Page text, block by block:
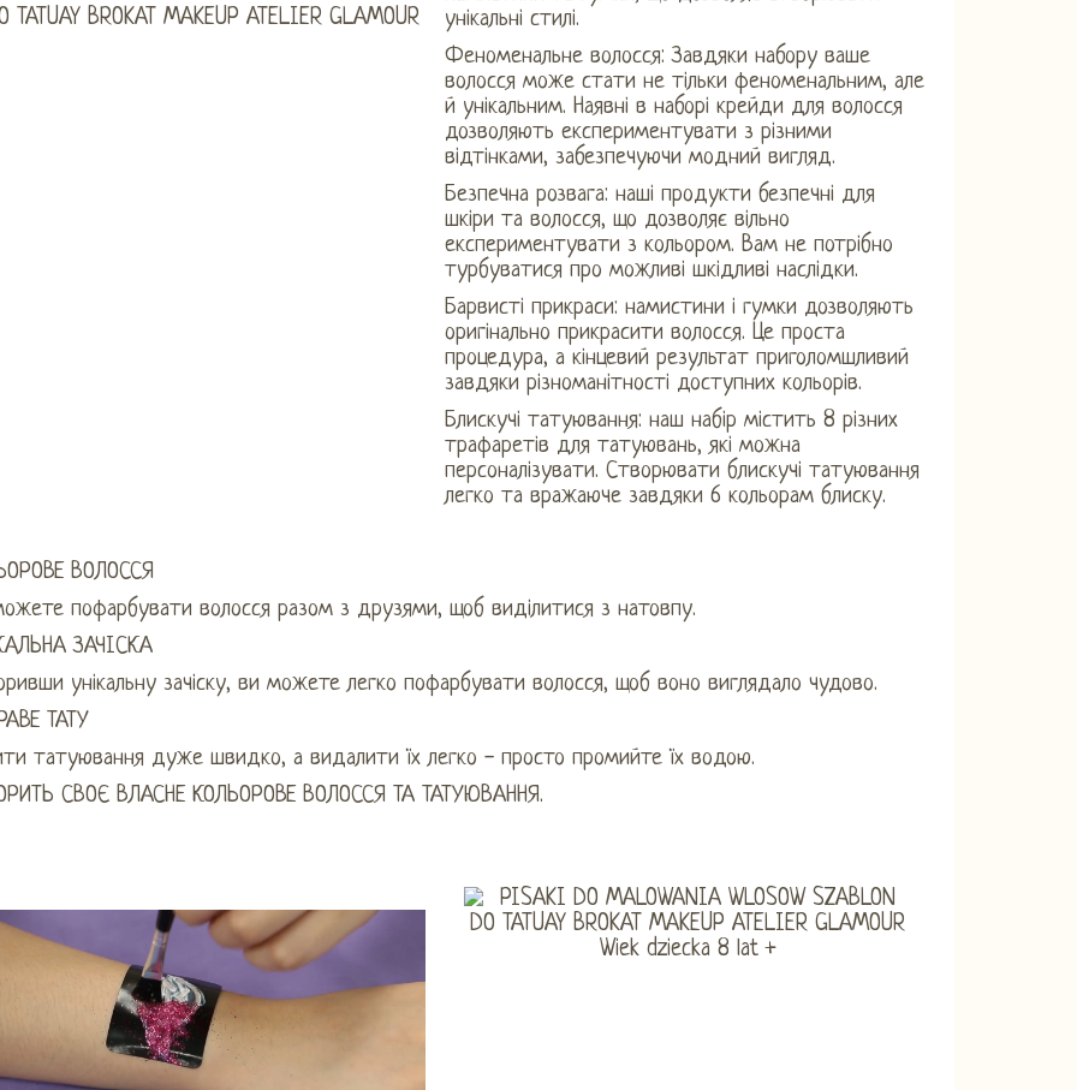
унікальні стилі.
Феноменальне волосся: Завдяки набору ваше
волосся може стати не тільки феноменальним, але
й унікальним. Наявні в наборі крейди для волосся
дозволяють експериментувати з різними
відтінками, забезпечуючи модний вигляд.
Безпечна розвага: наші продукти безпечні для
шкіри та волосся, що дозволяє вільно
експериментувати з кольором. Вам не потрібно
турбуватися про можливі шкідливі наслідки.
Барвисті прикраси: намистини і гумки дозволяють
оригінально прикрасити волосся. Це проста
процедура, а кінцевий результат приголомшливий
завдяки різноманітності доступних кольорів.
Блискучі татуювання: наш набір містить 8 різних
трафаретів для татуювань, які можна
персоналізувати. Створювати блискучі татуювання
легко та вражаюче завдяки 6 кольорам блиску.
ВОЛОССЯ
пофарбувати волосся разом з друзями, щоб виділитися з натовпу.
ЗАЧІСКА
унікальну зачіску, ви можете легко пофарбувати волосся, щоб воно виглядало чудово.
ТАТУ
татуювання дуже швидко, а видалити їх легко - просто промийте їх водою.
СВОЄ ВЛАСНЕ КОЛЬОРОВЕ ВОЛОССЯ ТА ТАТУЮВАННЯ.